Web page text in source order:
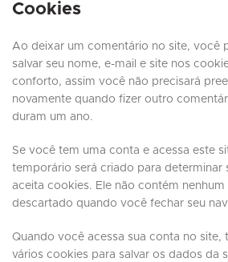
Cookies
Ao deixar um comentário no site, você
salvar seu nome, e-mail e site nos
conforto, assim você não precisará
novamente quando fizer outro
duram um ano.
Se você tem uma conta e acessa este
temporário será criado para determinar
aceita cookies. Ele não contém
descartado quando você fechar seu
Quando você acessa sua conta no site,
vários cookies para salvar os dados da